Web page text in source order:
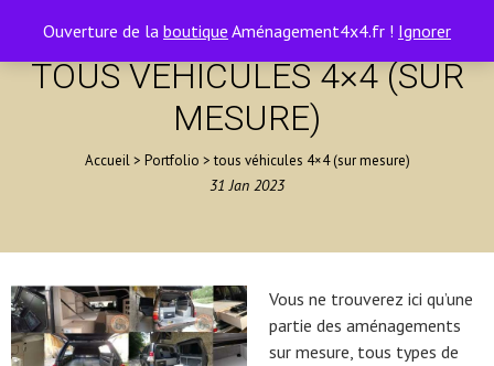
Ouverture de la boutique Aménagement4x4.fr ! Ignorer
TOUS VÉHICULES 4×4 (SUR
MESURE)
Accueil> Portfolio >tous véhicules 4×4 (sur mesure)
31 Jan 2023
Vous ne trouverez ici qu’une
partie des aménagements
sur mesure, tous types de